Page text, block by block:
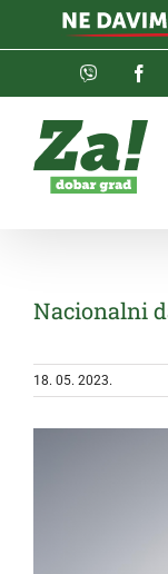
Viber
Nacionalni
18. 05. 2023.